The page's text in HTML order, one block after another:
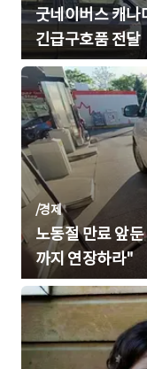
굿네이버스 캐나
긴급구호품 전달
/경제
노동절 만료 앞
까지 연장하라"